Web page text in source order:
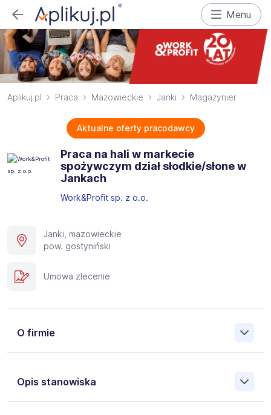
Menu
Aplikuj.pl Praca Mazowieckie Janki Magazynier
Aktualne oferty pracodawcy
Praca na hali w markecie
spożywczym dział słodkie/słone w
Jankach
Work&Profit sp. z o.o.
Janki, mazowieckie
pow. gostyniński
Umowa zlecenie
O firmie
Opis stanowiska